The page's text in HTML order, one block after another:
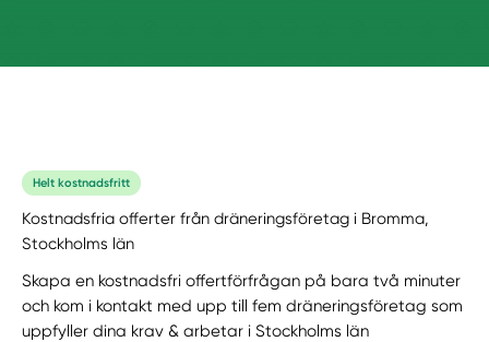
Helt kostnadsfritt
Kostnadsfria offerter från dräneringsföretag i Bromma,
Stockholms län
Skapa en kostnadsfri offertförfrågan på bara två minuter
och kom i kontakt med upp till fem dräneringsföretag som
uppfyller dina krav & arbetar i Stockholms län